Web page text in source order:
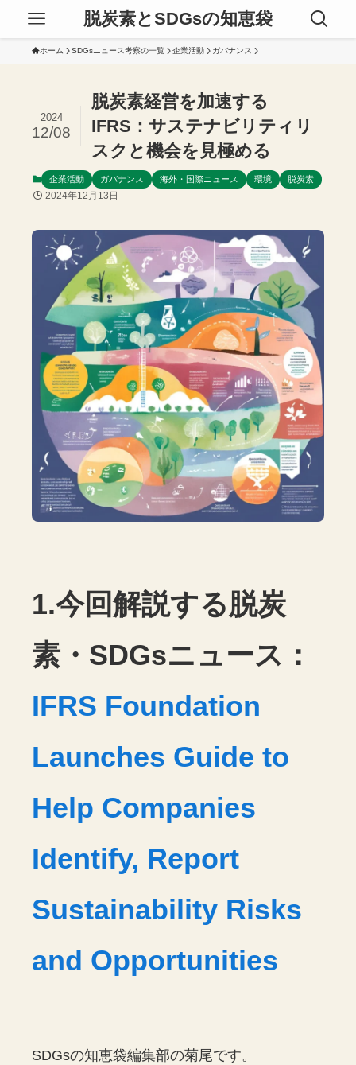
脱炭素とSDGsの知恵袋
ホーム SDGsニュース考察の一覧 企業活動 ガバナンス
脱炭素経営を加速する
IFRS：サステナビリティリ
スクと機会を見極める
2024
12/08
企業活動 ガバナンス 海外・国際ニュース 環境 脱炭素
2024年12月13日
1.今回解説する脱炭
素・SDGsニュース：
IFRS Foundation
Launches Guide to
Help Companies
Identify, Report
Sustainability Risks
and Opportunities
SDGsの知恵袋編集部の菊尾です。